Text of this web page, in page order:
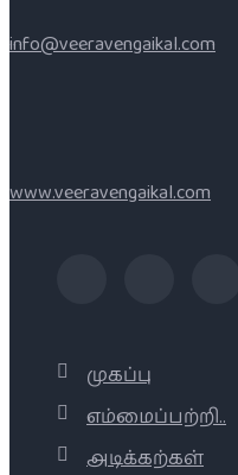
info@veeravengaikal.com
www.veeravengaikal.com
முகப்பு
எம்மைப்பற்றி..
அடிக்கற்கள்